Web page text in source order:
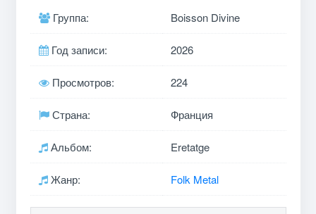
Группа: Boisson Divine
Год записи: 2026
Просмотров: 224
Страна: Франция
Альбом: Eretatge
Жанр: Folk Metal